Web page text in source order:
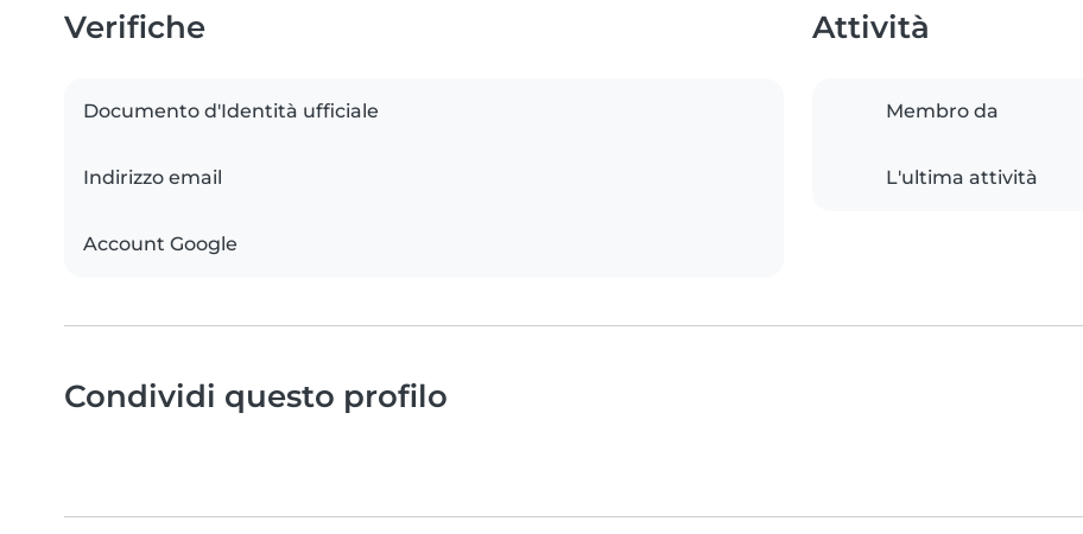
Verifiche
Documento d'Identità ufficiale
Indirizzo email
Account Google
Attività
Membro da
L'ultima attività
Condividi questo profilo